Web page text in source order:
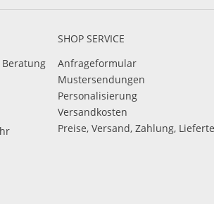
SHOP SERVICE
Anfrageformular
Mustersendungen
Personalisierung
Versandkosten
Preise, Versand, Zahlung,